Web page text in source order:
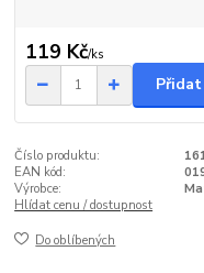
119 Kč/ks
Číslo produktu:
EAN kód:
Výrobce:
Hlídat cenu / dostupnost
Do oblíbených